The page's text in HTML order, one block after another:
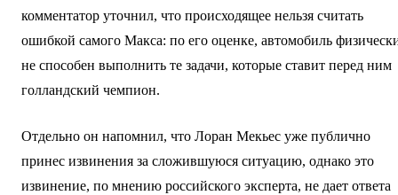
комментатор уточнил, что происходящее нельзя считать
ошибкой самого Макса: по его оценке, автомобиль
не способен выполнить те задачи, которые ставит перед ним
голландский чемпион.
Отдельно он напомнил, что Лоран Мекьес уже публично
принес извинения за сложившуюся ситуацию, однако это
извинение, по мнению российского эксперта, не дает ответа